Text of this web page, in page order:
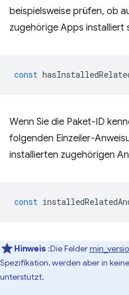
beispielsweise prüfen, ob
zugehörige Apps installiert
const
Wenn Sie die Paket-ID
folgenden Einzeiler-
installierten zugehörigen
const
Hinweis :Die Felder
Spezifikation, werden aber in
unterstützt.